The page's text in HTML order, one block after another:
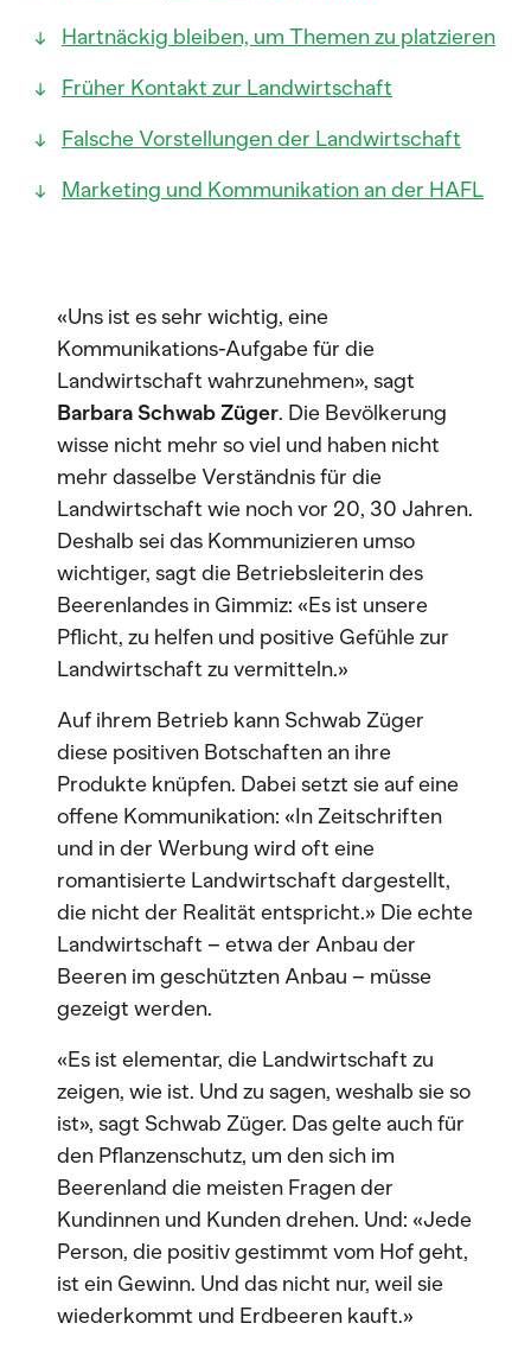
Hartnäckig bleiben, um Themen zu platzieren
Früher Kontakt zur Landwirtschaft
Falsche Vorstellungen der Landwirtschaft
Marketing und Kommunikation an der HAFL
«Uns ist es sehr wichtig, eine
Kommunikations-Aufgabe für die
Landwirtschaft wahrzunehmen», sagt
Barbara Schwab Züger. Die Bevölkerung
wisse nicht mehr so viel und haben nicht
mehr dasselbe Verständnis für die
Landwirtschaft wie noch vor 20, 30 Jahren.
Deshalb sei das Kommunizieren umso
wichtiger, sagt die Betriebsleiterin des
Beerenlandes in Gimmiz: «Es ist unsere
Pflicht, zu helfen und positive Gefühle zur
Landwirtschaft zu vermitteln.»
Auf ihrem Betrieb kann Schwab Züger
diese positiven Botschaften an ihre
Produkte knüpfen. Dabei setzt sie auf eine
offene Kommunikation: «In Zeitschriften
und in der Werbung wird oft eine
romantisierte Landwirtschaft dargestellt,
die nicht der Realität entspricht.» Die echte
Landwirtschaft – etwa der Anbau der
Beeren im geschützten Anbau – müsse
gezeigt werden.
«Es ist elementar, die Landwirtschaft zu
zeigen, wie ist. Und zu sagen, weshalb sie so
ist», sagt Schwab Züger. Das gelte auch für
den Pflanzenschutz, um den sich im
Beerenland die meisten Fragen der
Kundinnen und Kunden drehen. Und: «Jede
Person, die positiv gestimmt vom Hof geht,
ist ein Gewinn. Und das nicht nur, weil sie
wiederkommt und Erdbeeren kauft.»